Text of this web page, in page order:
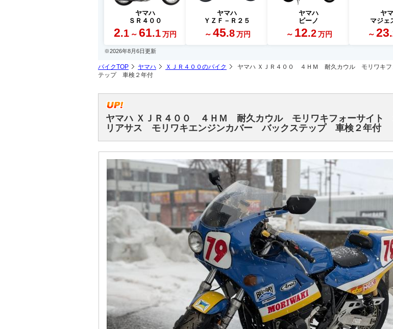
ヤマハ
ＳＲ４００
2.1 ～ 61.1 万円
ヤマハ
ＹＺＦ－Ｒ２５
～ 45.8 万円
ヤマハ
ビーノ
～ 12.2 万円
ヤ
マジェ
～ 23
※2026年8月6日更新
バイクTOP ヤマハ ＸＪＲ４００のバイク
ヤマハ ＸＪＲ４００ ４ＨＭ 耐久カウル モリワキ
テップ 車検２年付
ヤマハ ＸＪＲ４００ ４ＨＭ 耐久カウル モリワキフォーサイト
リアサス モリワキエンジンカバー バックステップ 車検２年付